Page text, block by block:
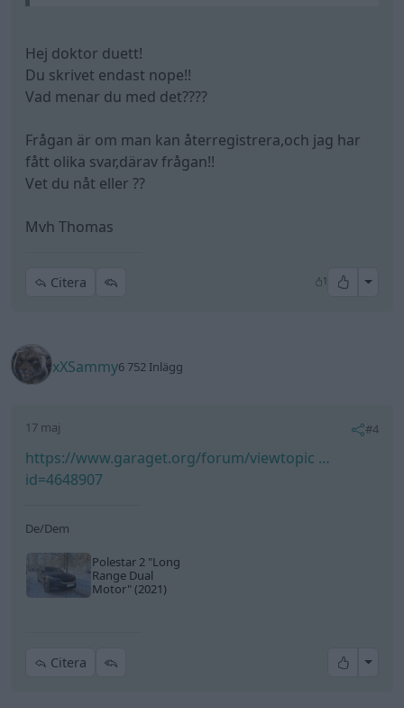
Hej doktor duett!
Du skrivet endast nope!!
Vad menar du med det????
Frågan är om man kan återregistrera,och jag har
fått olika svar,därav frågan!!
Vet du nåt eller ??
Mvh Thomas
Citera 1 All
xXSammy6 752 Inlägg
17 maj #4
https://www.garaget.org/forum/viewtopic …
id=4648907
De/Dem
Polestar 2 "Long
Range Dual
Motor"(2021)
Citera All